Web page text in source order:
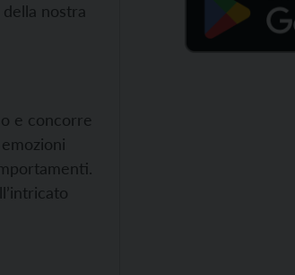
nostra
e concorre